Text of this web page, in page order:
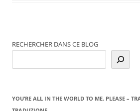
RECHERCHER DANS CE BLOG
YOU’RE ALL IN THE WORLD TO ME. PLEASE –